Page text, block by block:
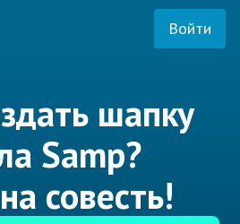
Войти
шапку
Samp?
совесть!